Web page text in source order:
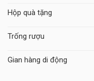
Hộp quà tặng
Trống rượu
Gian hàng di động